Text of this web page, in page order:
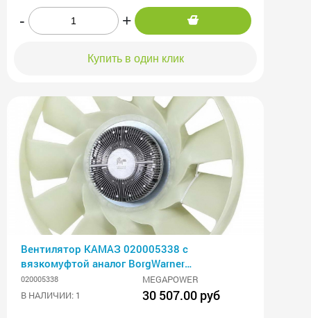
- +
Купить в один клик
Вентилятор КАМАЗ 020005338 с
вязкомуфтой аналог BorgWarner
MEGAPOWER
020005338
MEGAPOWER
В НАЛИЧИИ: 1
30 507.00 руб